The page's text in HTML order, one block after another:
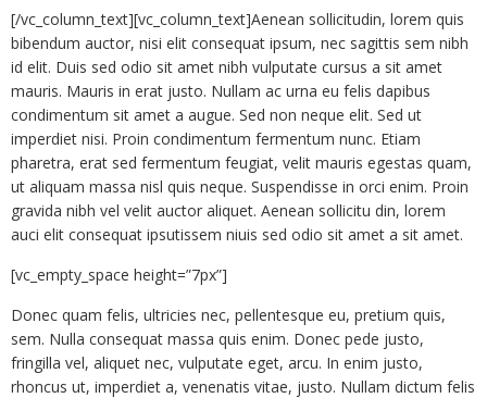
[/vc_column_text][vc_column_text]Aenean sollicitudin, lorem quis
bibendum auctor, nisi elit consequat ipsum, nec sagittis sem nibh
id elit. Duis sed odio sit amet nibh vulputate cursus a sit amet
mauris. Mauris in erat justo. Nullam ac urna eu felis dapibus
condimentum sit amet a augue. Sed non neque elit. Sed ut
imperdiet nisi. Proin condimentum fermentum nunc. Etiam
pharetra, erat sed fermentum feugiat, velit mauris egestas quam,
ut aliquam massa nisl quis neque. Suspendisse in orci enim. Proin
gravida nibh vel velit auctor aliquet. Aenean sollicitu din, lorem
auci elit consequat ipsutissem niuis sed odio sit amet a sit amet.
[vc_empty_space height=”7px”]
Donec quam felis, ultricies nec, pellentesque eu, pretium quis,
sem. Nulla consequat massa quis enim. Donec pede justo,
fringilla vel, aliquet nec, vulputate eget, arcu. In enim justo,
rhoncus ut, imperdiet a, venenatis vitae, justo. Nullam dictum felis